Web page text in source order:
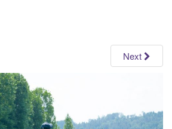
o
n
Next